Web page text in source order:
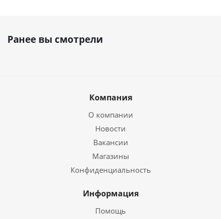
Ранее вы смотрели
Компания
О компании
Новости
Вакансии
Магазины
Конфиденциальность
Информация
Помощь